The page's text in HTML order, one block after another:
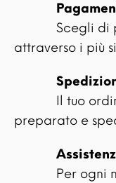
Scegli di
attraverso i più
Il tuo
preparato e
Per ogni